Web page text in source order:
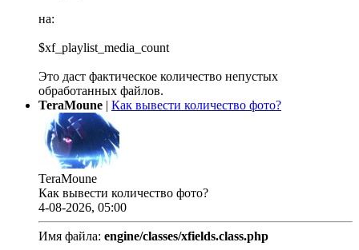
на:
$xf_playlist_media_count
Это даст фактическое количество непустых
обработанных файлов.
TeraMoune | Как вывести количество фото?
TeraMoune
Как вывести количество фото?
4-08-2026, 05:00
Имя файла: engine/classes/xfields.class.php